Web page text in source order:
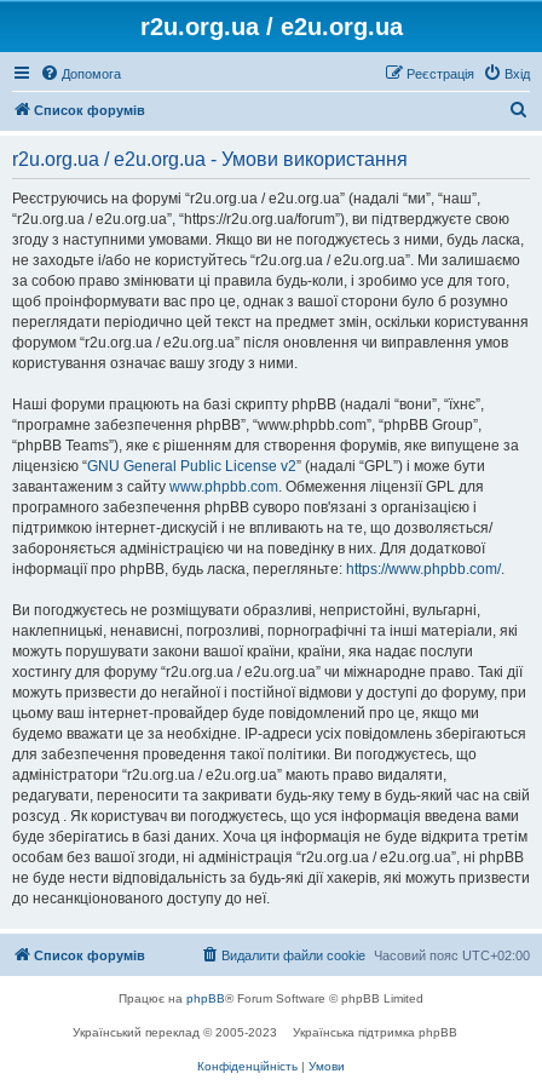
r2u.org.ua / e2u.org.ua
Допомога Вхід
Реєстрація
Список форумів
r2u.org.ua / e2u.org.ua - Умови використання
Реєструючись на форумі “r2u.org.ua / e2u.org.ua” (надалі “ми”, “наш”,
“r2u.org.ua / e2u.org.ua”, “https://r2u.org.ua/forum”), ви підтверджуєте свою
згоду з наступними умовами. Якщо ви не погоджуєтесь з ними, будь ласка,
не заходьте і/або не користуйтесь “r2u.org.ua / e2u.org.ua”. Ми залишаємо
за собою право змінювати ці правила будь-коли, і зробимо усе для того,
щоб проінформувати вас про це, однак з вашої сторони було б розумно
переглядати періодично цей текст на предмет змін, оскільки користування
форумом “r2u.org.ua / e2u.org.ua” після оновлення чи виправлення умов
користування означає вашу згоду з ними.
Наші форуми працюють на базі скрипту phpBB (надалі “вони”, “їхнє”,
“програмне забезпечення phpBB”, “www.phpbb.com”, “phpBB Group”,
“phpBB Teams”), яке є рішенням для створення форумів, яке випущене за
ліцензією “GNU General Public License v2” (надалі “GPL”) і може бути
завантаженим з сайту www.phpbb.com. Обмеження ліцензії GPL для
програмного забезпечення phpBB суворо пов'язані з організацією і
підтримкою інтернет-дискусій і не впливають на те, що дозволяється/
забороняється адміністрацією чи на поведінку в них. Для додаткової
інформації про phpBB, будь ласка, перегляньте: https://www.phpbb.com/.
Ви погоджуєтесь не розміщувати образливі, непристойні, вульгарні,
наклепницькі, ненависні, погрозливі, порнографічні та інші матеріали, які
можуть порушувати закони вашої країни, країни, яка надає послуги
хостингу для форуму “r2u.org.ua / e2u.org.ua” чи міжнародне право. Такі дії
можуть призвести до негайної і постійної відмови у доступі до форуму, при
цьому ваш інтернет-провайдер буде повідомлений про це, якщо ми
будемо вважати це за необхідне. IP-адреси усіх повідомлень зберігаються
для забезпечення проведення такої політики. Ви погоджуєтесь, що
адміністратори “r2u.org.ua / e2u.org.ua” мають право видаляти,
редагувати, переносити та закривати будь-яку тему в будь-який час на свій
розсуд . Як користувач ви погоджуєтесь, що уся інформація введена вами
буде зберігатись в базі даних. Хоча ця інформація не буде відкрита третім
особам без вашої згоди, ні адміністрація “r2u.org.ua / e2u.org.ua”, ні phpBB
не буде нести відповідальність за будь-які дії хакерів, які можуть призвести
до несанкціонованого доступу до неї.
Список форумів Часовий пояс UTC+02:00
Видалити файли cookie
Працює на phpBB® Forum Software © phpBB Limited
Український переклад © 2005-2023 Українська підтримка phpBB
Конфіденційність | Умови